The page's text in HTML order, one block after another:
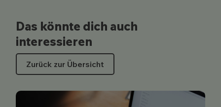
Das könnte dich auch
interessieren
Zurück zur Übersicht